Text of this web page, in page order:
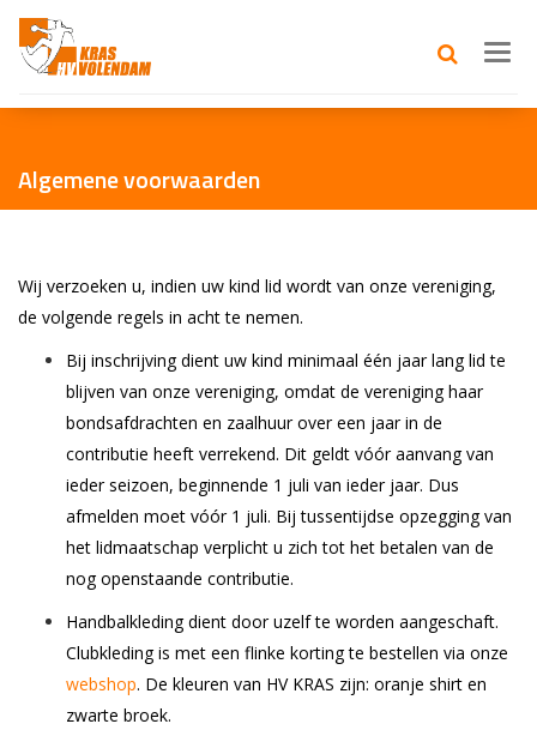
Algemene voorwaarden
Wij verzoeken u, indien uw kind lid wordt van onze vereniging,
de volgende regels in acht te nemen.
Bij inschrijving dient uw kind minimaal één jaar lang lid te
blijven van onze vereniging, omdat de vereniging haar
bondsafdrachten en zaalhuur over een jaar in de
contributie heeft verrekend. Dit geldt vóór aanvang van
ieder seizoen, beginnende 1 juli van ieder jaar. Dus
afmelden moet vóór 1 juli. Bij tussentijdse opzegging van
het lidmaatschap verplicht u zich tot het betalen van de
nog openstaande contributie.
Handbalkleding dient door uzelf te worden aangeschaft.
Clubkleding is met een flinke korting te bestellen via onze
webshop. De kleuren van HV KRAS zijn: oranje shirt en
zwarte broek.